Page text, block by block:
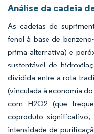
Análise da cadeia
As cadeias de
fenol à base de
prima alternativa) e
sustentável de
dividida entre a rota
(vinculada à economia
com H2O2 (que
coproduto significativo,
intensidade de